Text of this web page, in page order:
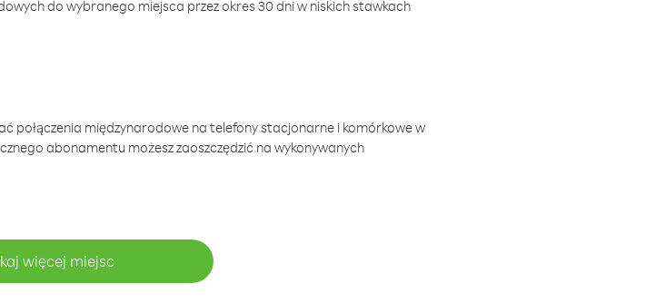
do wybranego miejsca przez okres 30 dni w niskich stawkach
połączenia międzynarodowe na telefony stacjonarne i komórkowe w
abonamentu możesz zaoszczędzić na wykonywanych
więcej miejsc